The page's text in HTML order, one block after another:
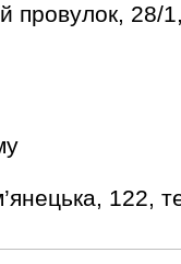
провулок, 28/
122,